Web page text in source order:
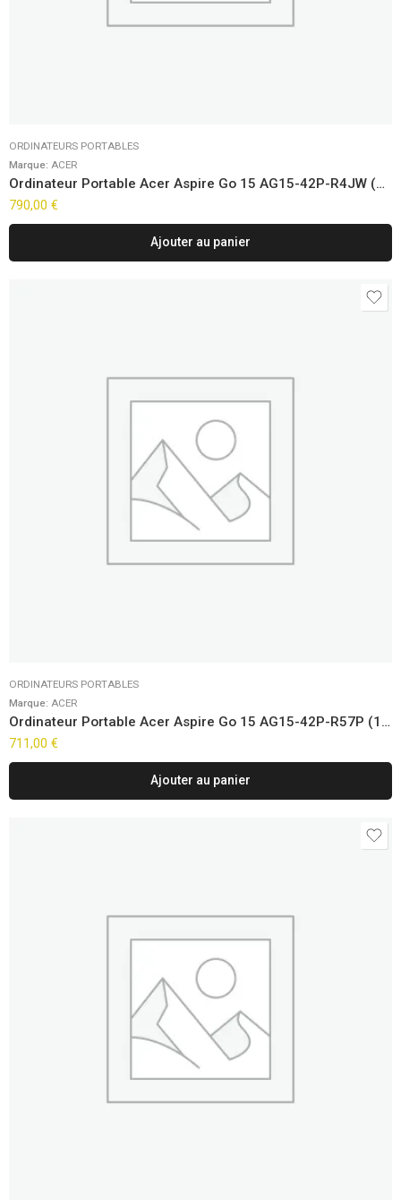
ORDINATEURS PORTABLES
Marque: ACER
Ordinateur Portable Acer Aspire Go 15 AG15-42P-R4JW (15,6″) FreeDOS
790,00 €
Ajouter au panier
ORDINATEURS PORTABLES
Marque: ACER
Ordinateur Portable Acer Aspire Go 15 AG15-42P-R57P (15,6″)
711,00 €
Ajouter au panier